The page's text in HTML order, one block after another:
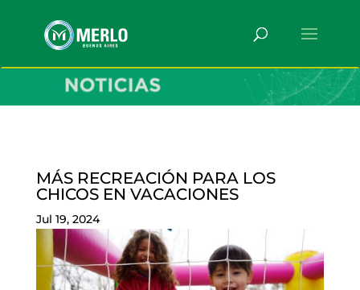
MÁS RECREACIÓN PARA LOS
CHICOS EN VACACIONES
Jul 19, 2024